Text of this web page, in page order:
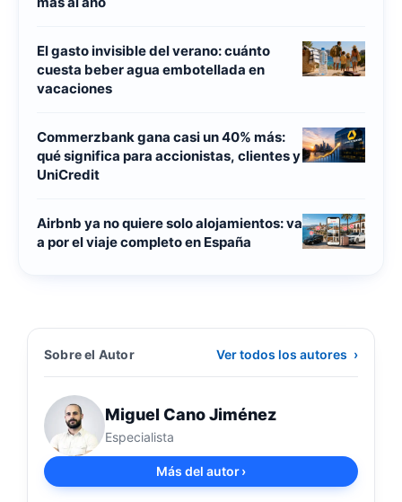
El gasto invisible del verano: cuánto
cuesta beber agua embotellada en
vacaciones
Commerzbank gana casi un 40% más:
qué significa para accionistas, clientes y
UniCredit
Airbnb ya no quiere solo alojamientos: va
a por el viaje completo en España
Sobre el Autor Ver todos los autores ›
Miguel Cano Jiménez
Especialista
Más del autor›